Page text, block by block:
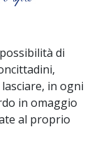
di
in ogni
in omaggio
al proprio